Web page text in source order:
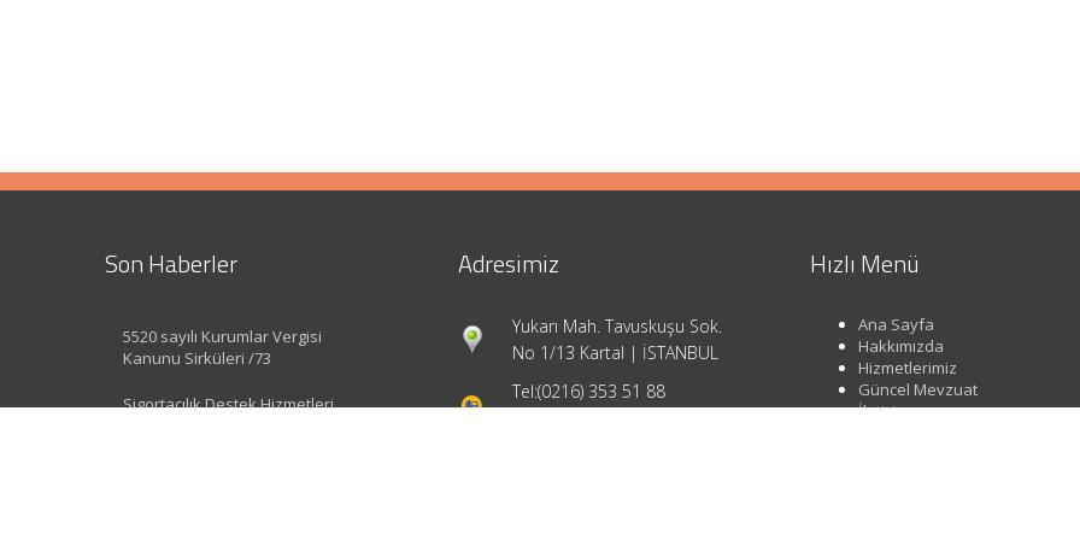
Son Haberler
5520 sayılı Kurumlar Vergisi
Kanunu Sirküleri /73
Sigortacılık Destek Hizmetleri
Adresimiz
Yukarı Mah. Tavuskuşu Sok.
No 1/13 Kartal | İSTANBUL
Tel:(0216) 353 51 88
Hızlı Menü
Ana Sayfa
Hakkımızda
Hizmetlerimiz
Güncel Mevzuat
İletişim